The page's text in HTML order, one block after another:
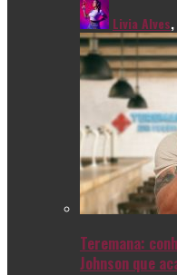
Livia Alves,
Teremana:
Johnson que